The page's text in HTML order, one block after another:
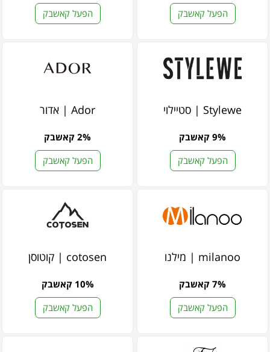
הפעל קאשבק הפעל קאשבק
Stylewe | סטיילוי
9% קאשבק
הפעל קאשבק
Ador | אדור
2% קאשבק
הפעל קאשבק
milanoo | מילנו
7% קאשבק
הפעל קאשבק
cotosen | קוטוסן
10% קאשבק
הפעל קאשבק